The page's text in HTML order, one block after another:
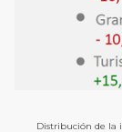
Distribución de la